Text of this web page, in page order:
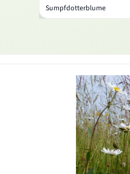
Sumpfdotterblume